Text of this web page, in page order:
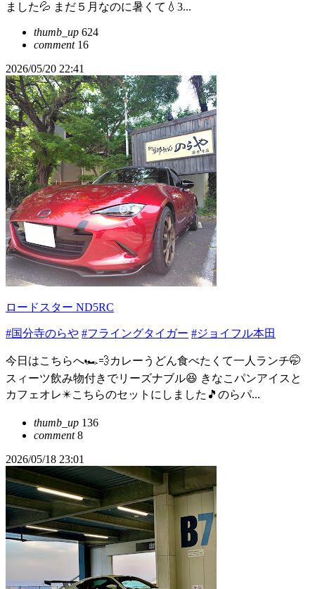
ました💦 まだ５月なのに暑くて💧3...
thumb_up 624
comment16
2026/05/20 22:41
ロードスター ND5RC
#国分寺のらや #フライングタイガー #ジョイフル本田
今日はこちらへ🏎️💨カレーうどん食べたくて一人ランチ🤭
スィーツ飲み物付きでリーズナブル😆 きなこパンアイスと
カフェオレ✴️こちらのセットにしました🎵のらパ...
thumb_up 136
comment8
2026/05/18 23:01